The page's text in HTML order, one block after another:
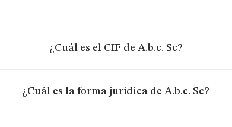
¿Cuál es el CIF de A.b.c. Sc?
¿Cuál es la forma jurídica de A.b.c. Sc?